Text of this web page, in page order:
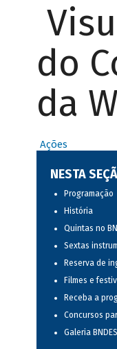
do
da
Ações
NESTA
Programação
História
Quintas no
Sextas
Reserva de
Filmes e
Receba a
Concursos
Galeria BNDES